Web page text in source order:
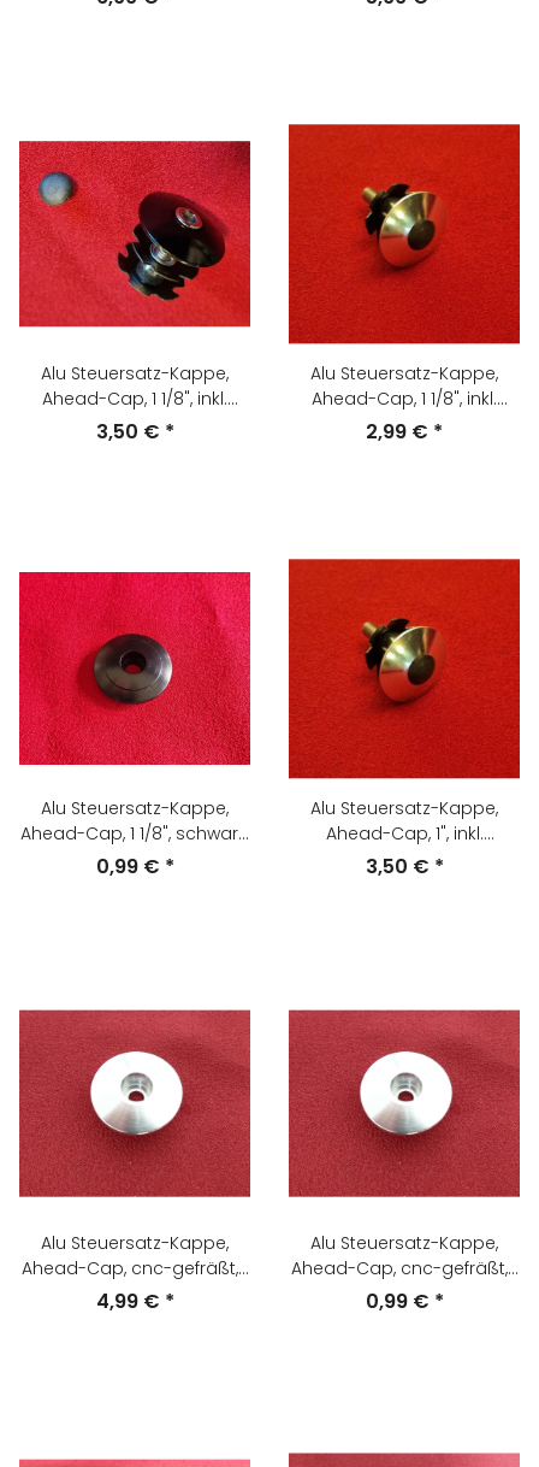
Alu Steuersatz-Kappe,
Ahead-Cap, 1 1/8", inkl.
Schraube und Kralle,
3,50 € *
Alu Steuersatz-Kappe,
Ahead-Cap, 1 1/8", inkl.
Schraube und Kralle, silber,
2,99 € *
Alu Steuersatz-Kappe,
Ahead-Cap, 1 1/8", schwarz,
NEU
0,99 € *
Alu Steuersatz-Kappe,
Ahead-Cap, 1", inkl.
Schraube und Kralle, silber,
3,50 € *
Alu Steuersatz-Kappe,
Ahead-Cap, cnc-gefräßt, 1
1/4", silber, NEU
4,99 € *
Alu Steuersatz-Kappe,
Ahead-Cap, cnc-gefräßt, 1
1/8", silber, NEU
0,99 € *